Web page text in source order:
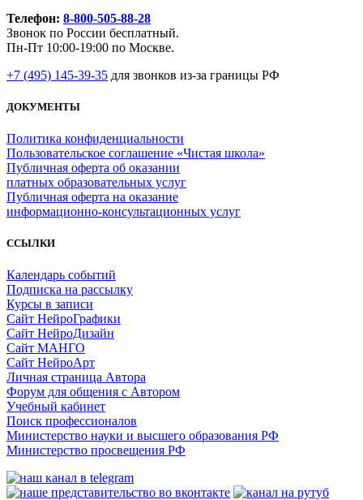
Телефон: 8-800-505-88-28
Звонок по России бесплатный.
Пн-Пт 10:00-19:00 по Москве.
+7 (495) 145-39-35 для звонков из-за границы РФ
ДОКУМЕНТЫ
Политика конфиденциальности
Пользовательское соглашение «Чистая школа»
Публичная оферта об оказании
платных образовательных услуг
Публичная оферта на оказание
информационно‑консультационных услуг
ССЫЛКИ
Календарь событий
Подписка на рассылку
Курсы в записи
Сайт НейроГрафики
Сайт НейроДизайн
Сайт МАНГО
Сайт НейроАрт
Личная страница Автора
Форум для общения с Автором
Учебный кабинет
Поиск профессионалов
Министерство науки и высшего образования РФ
Министерство просвещения РФ